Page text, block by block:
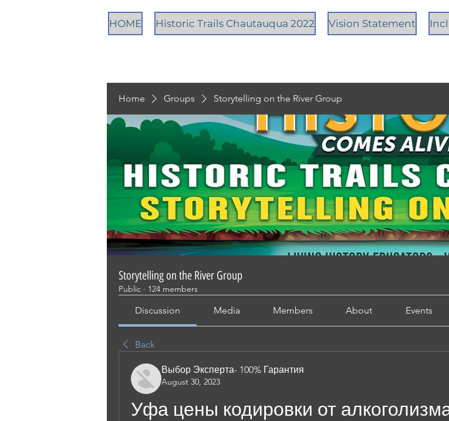
HOME Historic Trails Chautauqua 2022 Vision Statement
Home Groups Storytelling on the River Group
Storytelling on the River Group
Public · 124 members
Discussion Media Members About Events
Back
Выбор Эксперта- 100% Гарантия
August 30, 2023
Уфа цены кодировки от